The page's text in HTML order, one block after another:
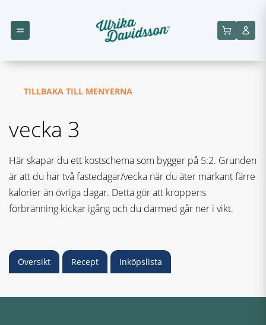
TILLBAKA TILL MENYERNA
vecka 3
Här skapar du ett kostschema som bygger på 5:2. Grunden
är att du har två fastedagar/vecka när du äter markant färre
kalorier än övriga dagar. Detta gör att kroppens
förbränning kickar igång och du därmed går ner i vikt.
Översikt Recept Inköpslista